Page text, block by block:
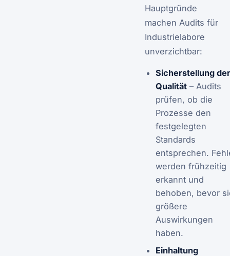
Hauptgründe
machen Audits für
Industrielabore
unverzichtbar:
Sicherstellung der
Qualität– Audits
prüfen, ob die
Prozesse den
festgelegten
Standards
entsprechen.
werden frühzeitig
erkannt und
behoben, bevor
größere
Auswirkungen
haben.
Einhaltung